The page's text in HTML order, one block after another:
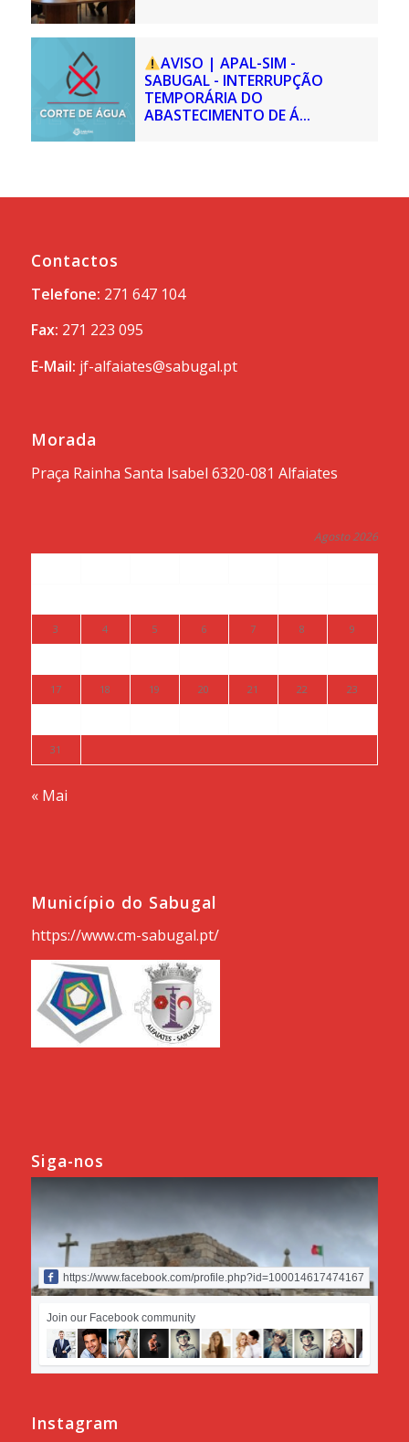
AVISO | APAL-SIM -
SABUGAL - INTERRUPÇÃO
TEMPORÁRIA DO
ABASTECIMENTO DE Á...
Contactos
Telefone: 271 647 104
Fax: 271 223 095
E-Mail: jf-alfaiates@sabugal.pt
Morada
Praça Rainha Santa Isabel 6320-081 Alfaiates
Agosto 2026
3 4 5 6 7 8 9
17 18 19 20 21 22 23
31
« Mai
Município do Sabugal
https://www.cm-sabugal.pt/
Siga-nos
https://www.facebook.com/profile.php?id=100014617474167
Join our Facebook community
Instagram